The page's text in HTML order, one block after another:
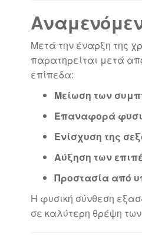
Μετά την έναρξη της
παρατηρείται μετά
επίπεδα:
Μείωση των
Επαναφορά
Ενίσχυση της
Αύξηση των
Προστασία από
Η φυσική σύνθεση
σε καλύτερη θρέψη των